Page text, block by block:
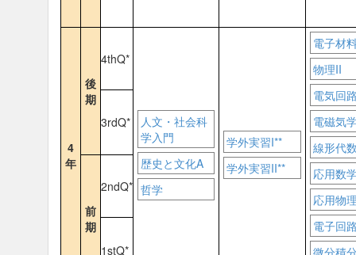
4
年
後
期
4thQ*
人文・社会科
学入門
歴史と文化A
哲学
学外実習I**
学外実習II**
電子材
物理II
電気回
電磁気
線形代
応用数
応用物
電子回
微分積
3rdQ*
前
期
2ndQ*
1stQ*